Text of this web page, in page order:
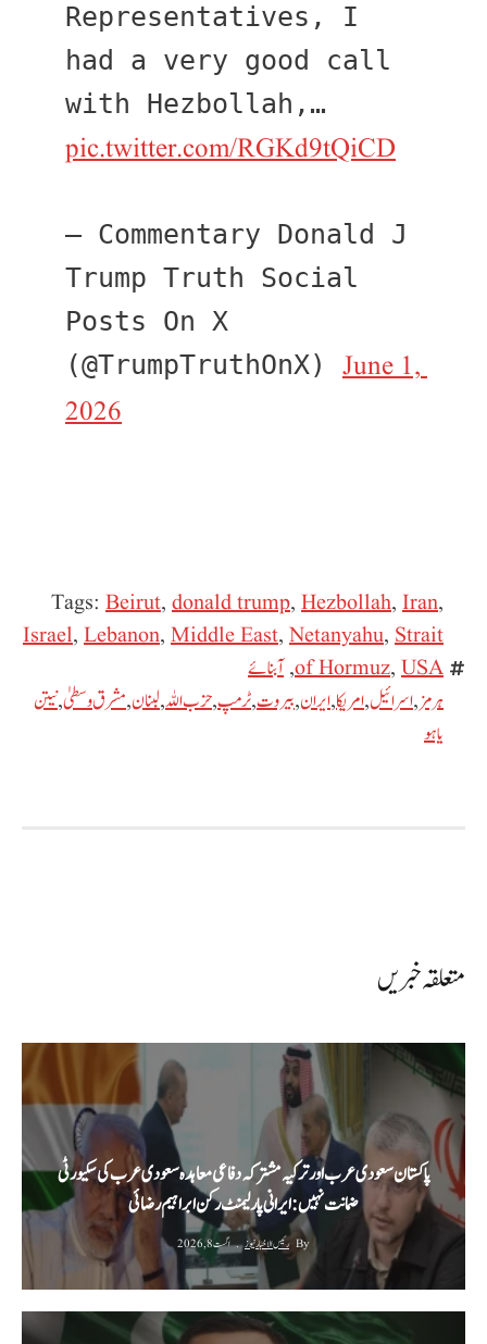
Representatives, I
had a very good call
pic.twitter.com/RGKd9tQiCD
— Commentary Donald J
Trump Truth Social
Posts On X
(@TrumpTruthOnX) June 1,
2026
Tags: Beirut, donald trump, Hezbollah, Iran,
Israel, Lebanon, Middle East, Netanyahu, Strait
of Hormuz, USA
,آبنائے
ہرمز,اسرائیل,امریکا,ایران,بیروت,ٹرمپ,حزب اللہ,لبنان,مشرق وسطیٰ,نیتن
یاہو
متعلقہ خبریں
پاکستان سعودی عرب اور ترکیہ مشترکہ دفاعی معاہدہ سعودی عرب کی سکیورٹی
ضمانت نہیں: ایرانی پارلیمنٹ رکن ابراہیم رضائی
By رئیس الاخبار نیوز اگست 8, 2026